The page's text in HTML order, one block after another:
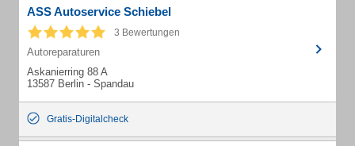
ASS Autoservice Schiebel
3 Bewertungen
Autoreparaturen
Askanierring 88 A
13587 Berlin - Spandau
Gratis-Digitalcheck